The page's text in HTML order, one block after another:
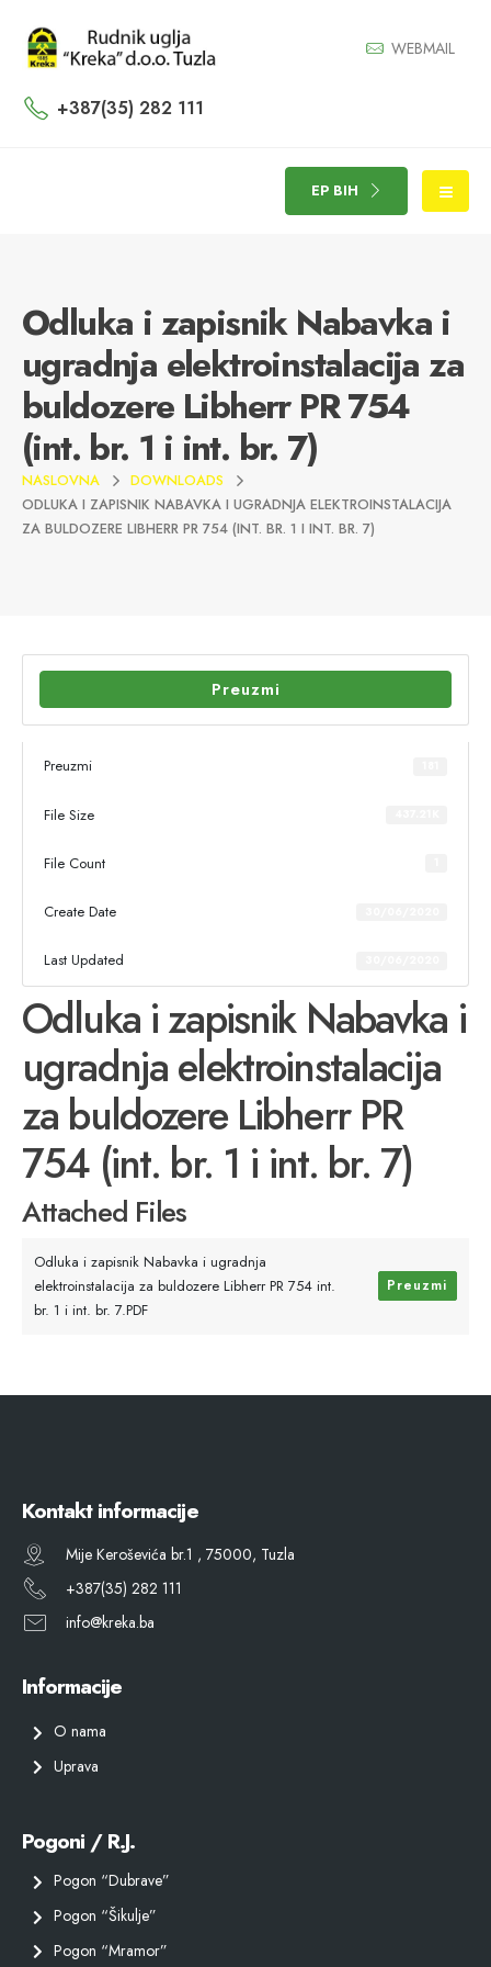
WEBMAIL
+387(35) 282 111
EP BIH
Odluka i zapisnik Nabavka i
ugradnja elektroinstalacija za
buldozere Libherr PR 754
(int. br. 1 i int. br. 7)
NASLOVNA
DOWNLOADS
ODLUKA I ZAPISNIK NABAVKA I UGRADNJA ELEKTROINSTALACIJA
ZA BULDOZERE LIBHERR PR 754 (INT. BR. 1 I INT. BR. 7)
Preuzmi
Preuzmi
File Size
File Count
Create Date
Last Updated
Odluka i zapisnik Nabavka i
ugradnja elektroinstalacija
za buldozere Libherr PR
754 (int. br. 1 i int. br. 7)
Attached Files
Odluka i zapisnik Nabavka i ugradnja
elektroinstalacija za buldozere Libherr PR 754 int.
br. 1 i int. br. 7.PDF
Preuzmi
Kontakt informacije
Mije Keroševića br.1 , 75000, Tuzla
+387(35) 282 111
info@kreka.ba
Informacije
O nama
Uprava
Pogoni / R.J.
Pogon “Dubrave”
Pogon “Šikulje”
Pogon “Mramor”